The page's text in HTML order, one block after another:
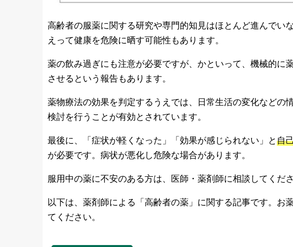
高齢者の服薬に関する研究や専門的知見はほとんど進んでい
えって健康を危険に晒す可能性もあります。
薬の飲み過ぎにも注意が必要ですが、かといって、機械的に
させるという報告もあります。
薬物療法の効果を判定するうえでは、日常生活の変化などの
検討を行うことが有効とされています。
最後に、「症状が軽くなった」「効果が感じられない」と自
が必要です。病状が悪化し危険な場合があります。
服用中の薬に不安のある方は、医師・薬剤師に相談してくださ
以下は、薬剤師による「高齢者の薬」に関する記事です。お
てください。